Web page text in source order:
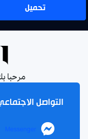
تحميل
مرحبا
بإشتراكك معنا ستتمكن
التواصل
Messenger